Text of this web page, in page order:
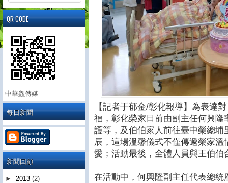
【記者于郁金/彰化報導】為表達
福，彰化榮家日前由副主任何興
護等，及伯伯家人前往臺中榮總
辰，這場溫馨儀式不僅傳遞榮家
愛；活動最後，全體人員與王伯
在活動中，何興隆副主任代表總
QR CODE
中華鱻傳媒
每日新聞
新聞回顧
► 2013 (2)